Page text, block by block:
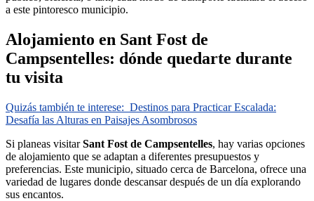
a este pintoresco municipio.
Alojamiento en Sant Fost de
Campsentelles: dónde quedarte durante
tu visita
Quizás también te interese: Destinos para Practicar Escalada:
Desafía las Alturas en Paisajes Asombrosos
Si planeas visitarSant Fost de Campsentelles, hay varias opciones
de alojamiento que se adaptan a diferentes presupuestos y
preferencias. Este municipio, situado cerca de Barcelona, ofrece una
variedad de lugares donde descansar después de un día explorando
sus encantos.